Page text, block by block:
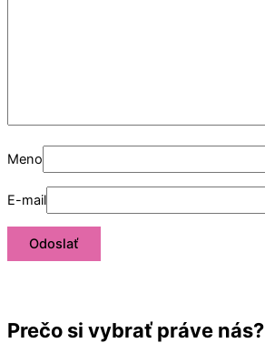
Meno
E-mail
Prečo si vybrať práve nás?